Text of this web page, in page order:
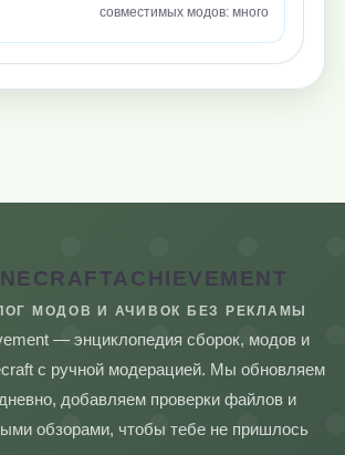
совместимых модов: много
МОДОВ И АЧИВОК БЕЗ РЕКЛАМЫ
— энциклопедия сборок, модов и
с ручной модерацией. Мы обновляем
добавляем проверки файлов и
обзорами, чтобы тебе не пришлось